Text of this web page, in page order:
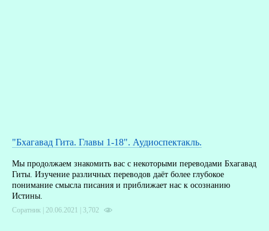
"Бхагавад Гита. Главы 1-18". Аудиоспектакль.
Мы продолжаем знакомить вас с некоторыми переводами Бхагавад
Гиты. Изучение различных переводов даёт более глубокое
понимание смысла писания и приближает нас к осознанию
Истины.
Соратник | 20.06.2021 | 3,702